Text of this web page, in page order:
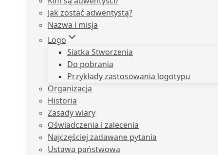
Jak zostać adwentystą?
Nazwa i misja
Logo
Siatka Stworzenia
Do pobrania
Przykłady zastosowania logotypu
Organizacja
Historia
Zasady wiary
Oświadczenia i zalecenia
Najczęściej zadawane pytania
Ustawa państwowa